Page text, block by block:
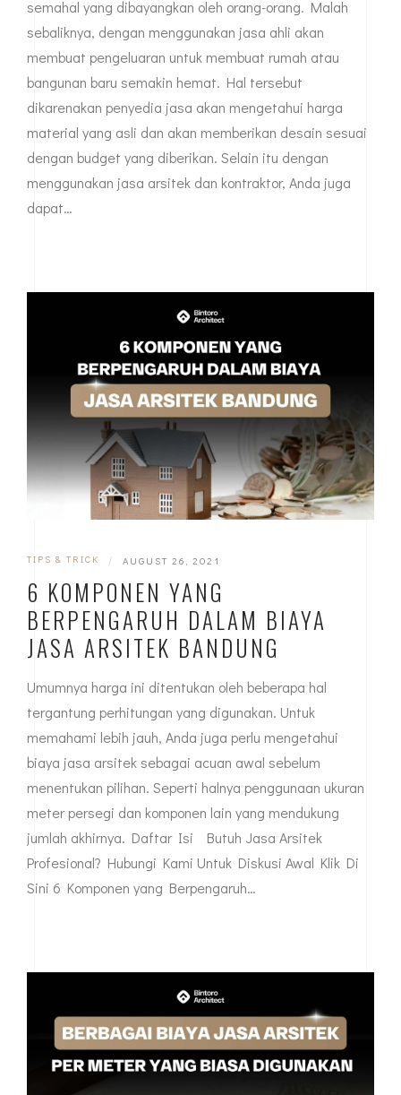
semahal yang dibayangkan oleh orang-orang. Malah
sebaliknya, dengan menggunakan jasa ahli akan
membuat pengeluaran untuk membuat rumah atau
bangunan baru semakin hemat. Hal tersebut
dikarenakan penyedia jasa akan mengetahui harga
material yang asli dan akan memberikan desain sesuai
dengan budget yang diberikan. Selain itu dengan
menggunakan jasa arsitek dan kontraktor, Anda juga
dapat…
TIPS & TRICK | AUGUST 26, 2021
6 KOMPONEN YANG
BERPENGARUH DALAM BIAYA
JASA ARSITEK BANDUNG
Umumnya harga ini ditentukan oleh beberapa hal
tergantung perhitungan yang digunakan. Untuk
memahami lebih jauh, Anda juga perlu mengetahui
biaya jasa arsitek sebagai acuan awal sebelum
menentukan pilihan. Seperti halnya penggunaan ukuran
meter persegi dan komponen lain yang mendukung
jumlah akhirnya. Daftar Isi Butuh Jasa Arsitek
Profesional? Hubungi Kami Untuk Diskusi Awal Klik Di
Sini 6 Komponen yang Berpengaruh…